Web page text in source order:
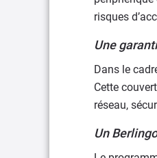
risques
Une
Dans le
Cette
réseau,
Un